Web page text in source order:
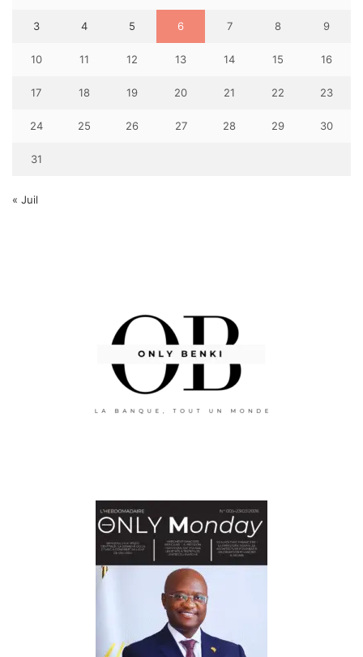
3 4 5 6 7 8 9
10 11 12 13 14 15 16
17 18 19 20 21 22 23
24 25 26 27 28 29 30
31
« Juil